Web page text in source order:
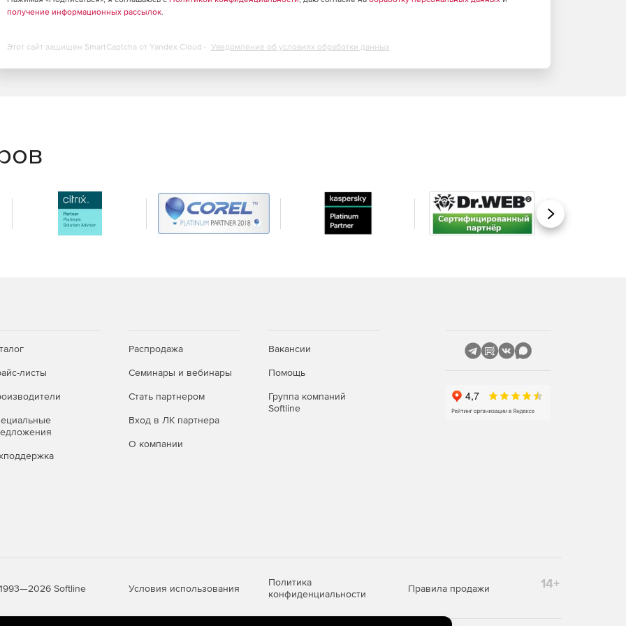
программы
получение информационных рассылок.
Этот сайт защищен SmartCaptcha от Yandex Cloud - Уведомление об условиях обработки данных
Вперед
листы
Распродажа
Семинары и вебинары
Стать партнером
Вход в ЛК партнера
О компании
Вакансии
Помощь
Группа компаний
Softline
Softline Условия использования
Политика
конфиденциальности
Правила продажи 14+